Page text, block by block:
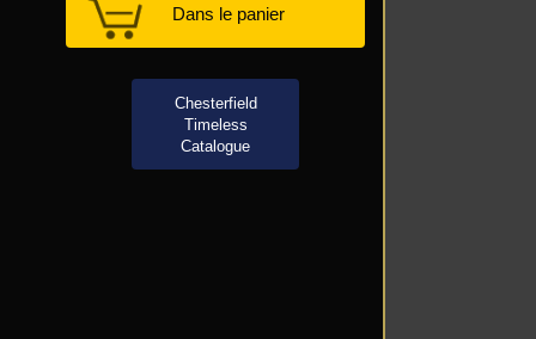
Dans le panier
Chesterfield
Timeless
Catalogue